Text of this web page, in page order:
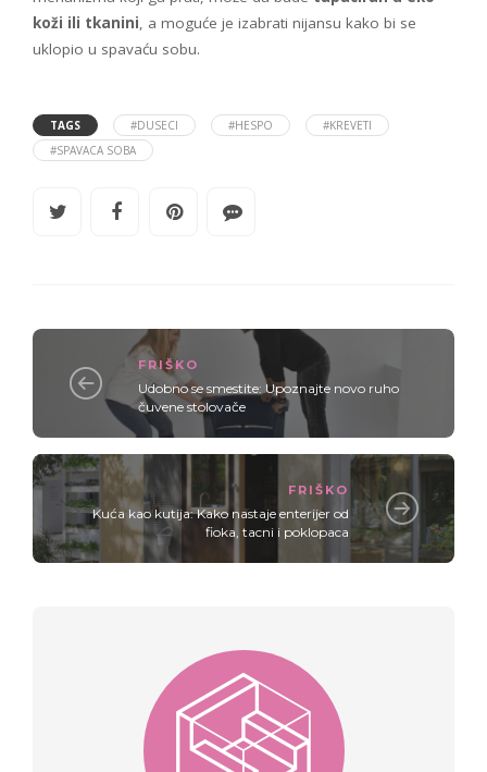
koži ili tkanini, a moguće je izabrati nijansu kako bi se
uklopio u spavaću sobu.
TAGS #DUSECI #HESPO
#KREVETI
#SPAVACA SOBA
FRIŠKO
Udobno se smestite: Upoznajte novo ruho
čuvene stolovače
FRIŠKO
Kuća kao kutija: Kako nastaje enterijer od
fioka, tacni i poklopaca